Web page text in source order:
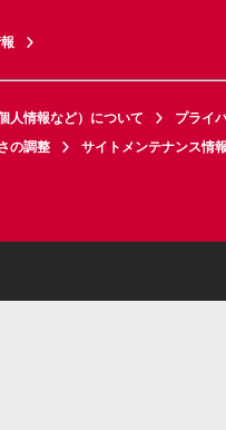
人情報など）について プライ
の調整
サイトメンテナンス情報